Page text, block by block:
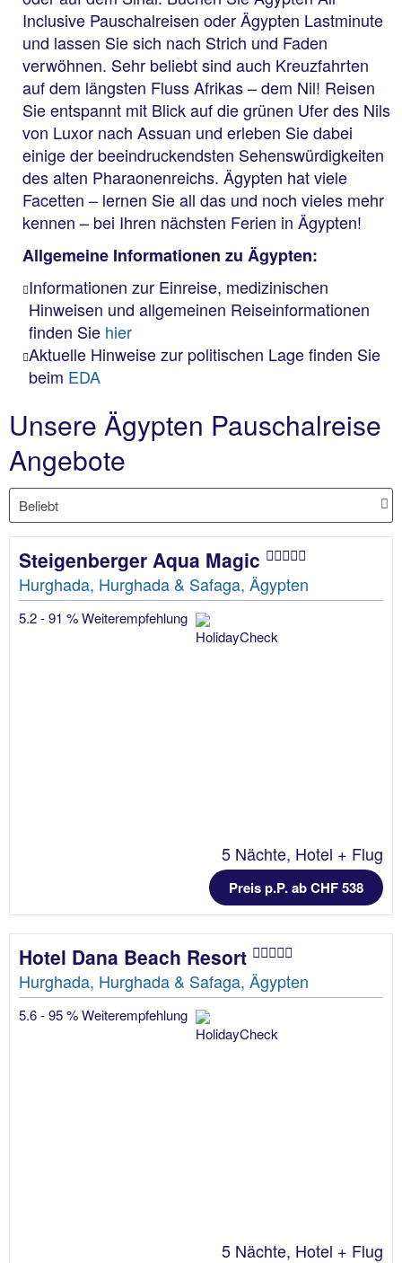
Inclusive Pauschalreisen oder Ägypten Lastminute
und lassen Sie sich nach Strich und Faden
verwöhnen. Sehr beliebt sind auch Kreuzfahrten
auf dem längsten Fluss Afrikas – dem Nil! Reisen
Sie entspannt mit Blick auf die grünen Ufer des Nils
von Luxor nach Assuan und erleben Sie dabei
einige der beeindruckendsten Sehenswürdigkeiten
des alten Pharaonenreichs. Ägypten hat viele
Facetten – lernen Sie all das und noch vieles mehr
kennen – bei Ihren nächsten Ferien in Ägypten!
Allgemeine Informationen zu Ägypten:
Informationen zur Einreise, medizinischen
Hinweisen und allgemeinen Reiseinformationen
finden Sie hier
Aktuelle Hinweise zur politischen Lage finden Sie
beim EDA
Unsere Ägypten Pauschalreise
Angebote
Steigenberger Aqua Magic
Hurghada, Hurghada & Safaga, Ägypten
5.2 - 91 % Weiterempfehlung
5 Nächte, Hotel + Flug
Preis p.P. ab CHF 538
Hotel Dana Beach Resort
Hurghada, Hurghada & Safaga, Ägypten
5.6 - 95 % Weiterempfehlung
5 Nächte, Hotel + Flug